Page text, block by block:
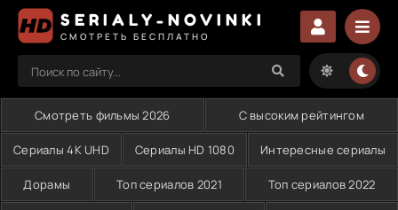
SERIALY-NOVINKI
СМОТРЕТЬ БЕСПЛАТНО
Смотреть фильмы 2026 С высоким рейтингом
Сериалы 4K UHD Сериалы HD 1080 Интересные сериалы
Дорамы Топ сериалов 2021 Топ сериалов 2022